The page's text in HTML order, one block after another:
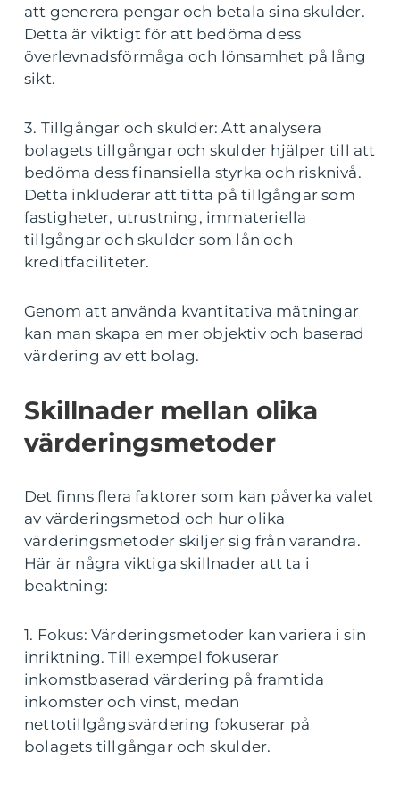
att generera pengar och betala sina skulder.
Detta är viktigt för att bedöma dess
överlevnadsförmåga och lönsamhet på lång
sikt.
3. Tillgångar och skulder: Att analysera
bolagets tillgångar och skulder hjälper till att
bedöma dess finansiella styrka och risknivå.
Detta inkluderar att titta på tillgångar som
fastigheter, utrustning, immateriella
tillgångar och skulder som lån och
kreditfaciliteter.
Genom att använda kvantitativa mätningar
kan man skapa en mer objektiv och baserad
värdering av ett bolag.
Skillnader mellan olika
värderingsmetoder
Det finns flera faktorer som kan påverka valet
av värderingsmetod och hur olika
värderingsmetoder skiljer sig från varandra.
Här är några viktiga skillnader att ta i
beaktning:
1. Fokus: Värderingsmetoder kan variera i sin
inriktning. Till exempel fokuserar
inkomstbaserad värdering på framtida
inkomster och vinst, medan
nettotillgångsvärdering fokuserar på
bolagets tillgångar och skulder.